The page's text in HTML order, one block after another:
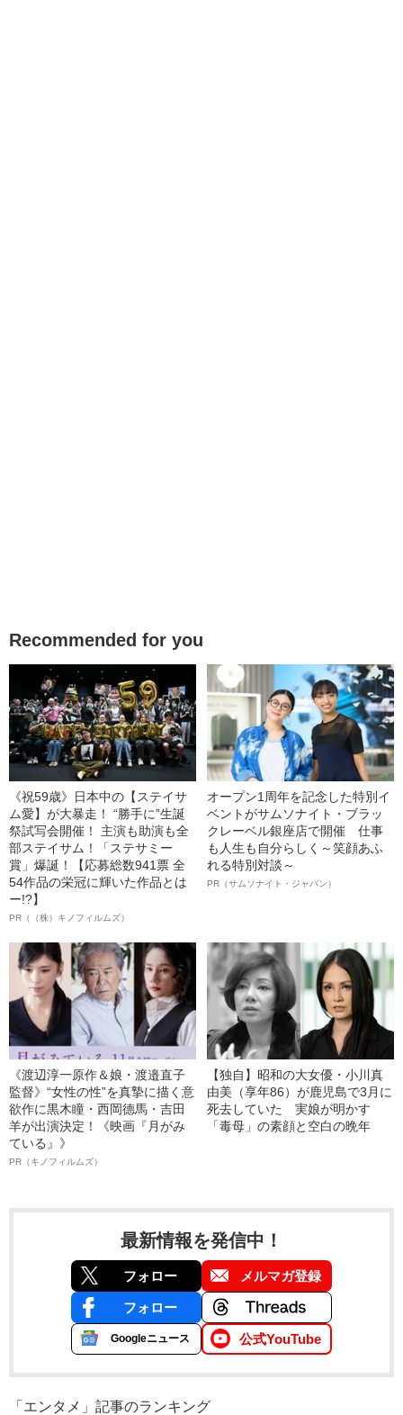
Recommended for you
《祝59歳》日本中の【ステイサ
ム愛】が大暴走！ “勝手に”生誕
祭試写会開催！ 主演も助演も全
部ステイサム！「ステサミー
賞」爆誕！【応募総数941票 全
54作品の栄冠に輝いた作品とは
ー!?】
PR（（株）キノフィルムズ）
オープン1周年を記念した特別イ
ベントがサムソナイト・ブラッ
クレーベル銀座店で開催 仕事
も人生も自分らしく～笑顔あふ
れる特別対談～
PR（サムソナイト・ジャパン）
《渡辺淳一原作＆娘・渡邉直子
監督》“女性の性”を真摯に描く意
欲作に黒木瞳・西岡德馬・吉田
羊が出演決定！《映画『月がみ
ている』》
PR（キノフィルムズ）
【独自】昭和の大女優・小川真
由美（享年86）が鹿児島で3月に
死去していた 実娘が明かす
「毒母」の素顔と空白の晩年
最新情報を発信中！
フォロー メルマガ登録
フォロー
Googleニュース 公式YouTube
「エンタメ」記事のランキング